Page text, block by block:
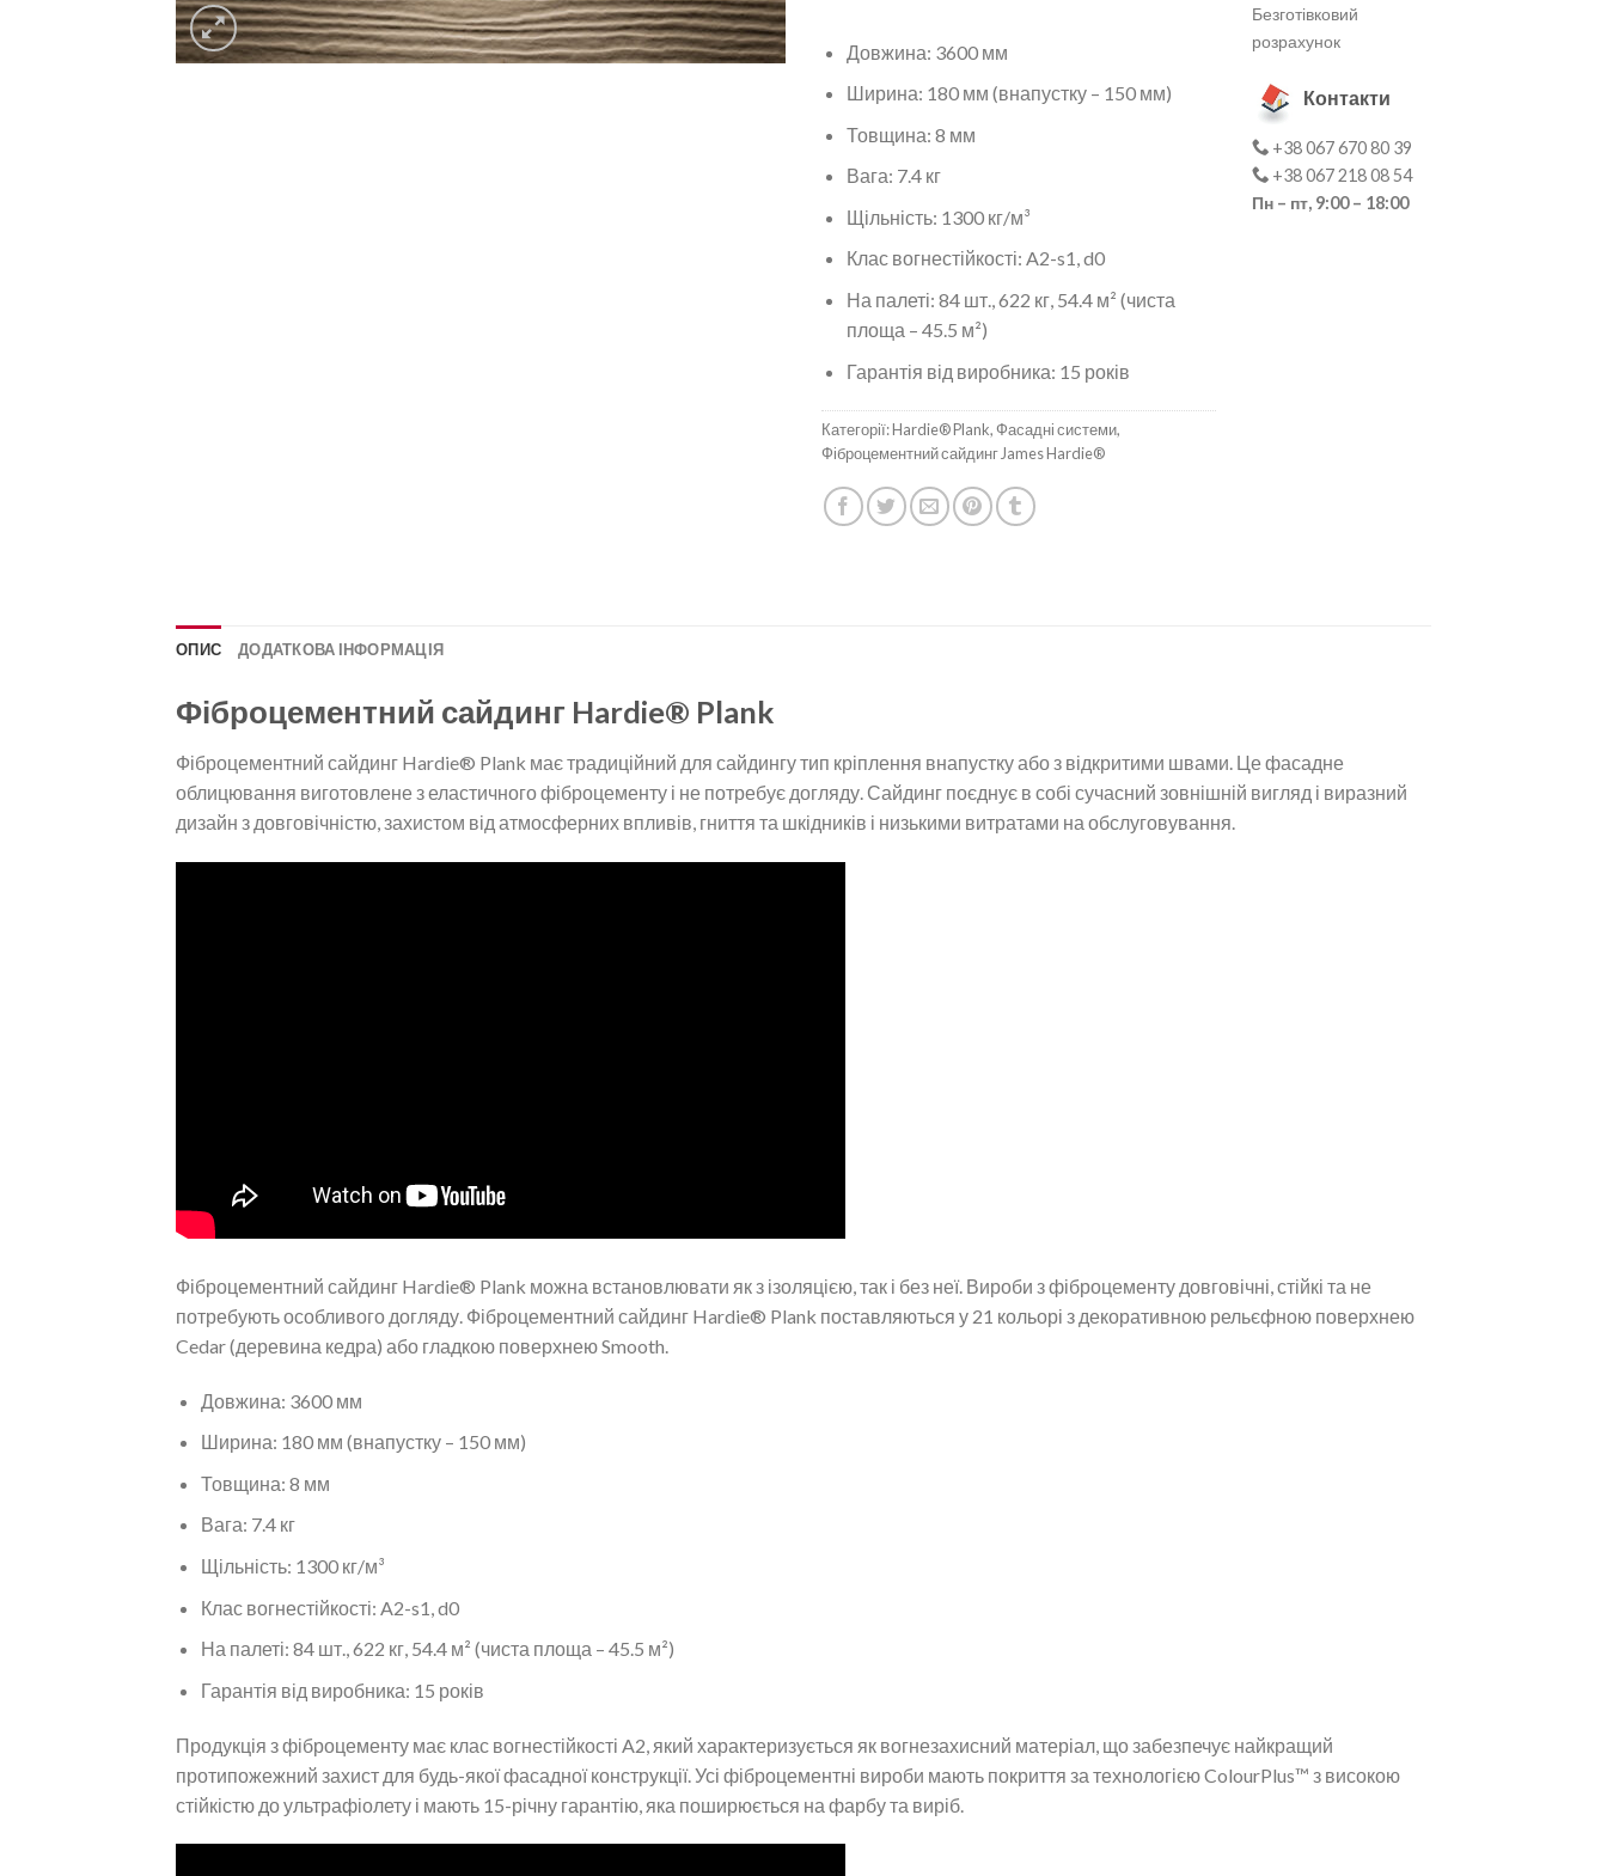
Довжина: 3600 мм
Ширина: 180 мм (внапустку – 150 мм)
Товщина: 8 мм
Вага: 7.4 кг
Щільність: 1300 кг/м³
Клас вогнестійкості: A2-s1, d0
На палеті: 84 шт., 622 кг, 54.4 м² (чиста
площа – 45.5 м²)
Гарантія від виробника: 15 років
Категорії:Hardie® Plank,Фасадні системи,
Фіброцементний сайдинг James Hardie®
Безготівковий
розрахунок
Контакти
+38 067 670 80 39
+38 067 218 08 54
Пн – пт, 9:00 – 18:00
ОПИС ДОДАТКОВА ІНФОРМАЦІЯ
Фіброцементний сайдинг Hardie® Plank
Фіброцементний сайдинг Hardie® Plank має традиційний для сайдингу тип кріплення внапустку або з відкритими швами. Це фасадне
облицювання виготовлене з еластичного фіброцементу і не потребує догляду. Сайдинг поєднує в собі сучасний зовнішній вигляд і виразний
дизайн з довговічністю, захистом від атмосферних впливів, гниття та шкідників і низькими витратами на обслуговування.
Фіброцементний сайдинг Hardie® Plank можна встановлювати як з ізоляцією, так і без неї. Вироби з фіброцементу довговічні, стійкі та не
потребують особливого догляду. Фіброцементний сайдинг Hardie® Plank поставляються у 21 кольорі з декоративною рельєфною поверхнею
Cedar (деревина кедра) або гладкою поверхнею Smooth.
Довжина: 3600 мм
Ширина: 180 мм (внапустку – 150 мм)
Товщина: 8 мм
Вага: 7.4 кг
Щільність: 1300 кг/м³
Клас вогнестійкості: A2-s1, d0
На палеті: 84 шт., 622 кг, 54.4 м² (чиста площа – 45.5 м²)
Гарантія від виробника: 15 років
Продукція з фіброцементу має клас вогнестійкості A2, який характеризується як вогнезахисний матеріал, що забезпечує найкращий
протипожежний захист для будь-якої фасадної конструкції. Усі фіброцементні вироби мають покриття за технологією ColourPlus™ з високою
стійкістю до ультрафіолету і мають 15-річну гарантію, яка поширюється на фарбу та виріб.